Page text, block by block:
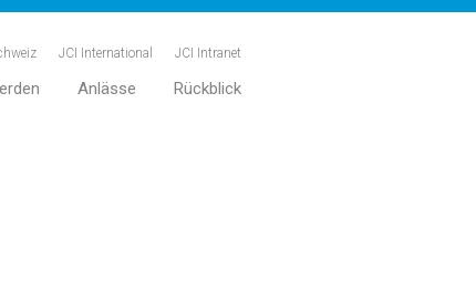
JCI International JCI Intranet
Anlässe Rückblick